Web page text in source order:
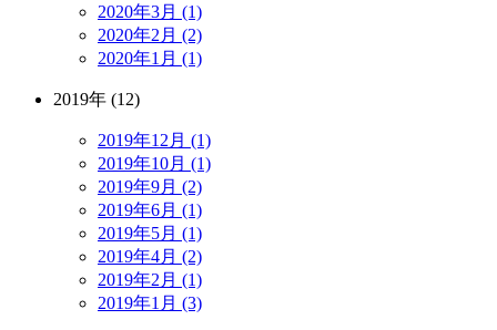
2020年3月 (1)
2020年2月 (2)
2020年1月 (1)
2019年 (12)
2019年12月 (1)
2019年10月 (1)
2019年9月 (2)
2019年6月 (1)
2019年5月 (1)
2019年4月 (2)
2019年2月 (1)
2019年1月 (3)